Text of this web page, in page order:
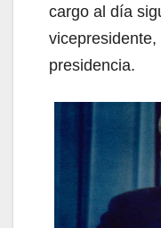
cargo al día
presidencia.